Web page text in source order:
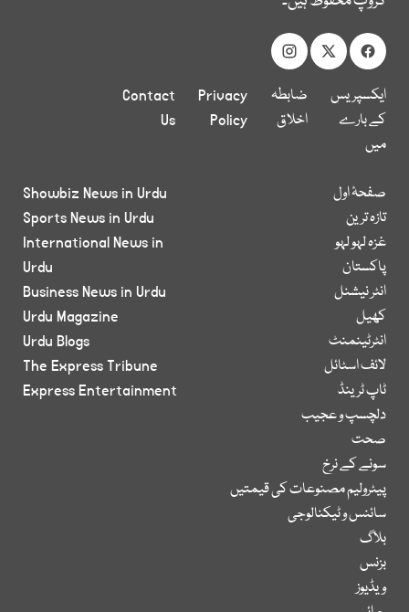
ایکسپریس
کے بارے
میں
ضابطہ
اخلاق
Privacy
Policy
Contact
Us
صفحۂ اول
تازہ ترین
غزہ لہو لہو
پاکستان
انٹر نیشنل
کھیل
انٹرٹینمنٹ
لائف اسٹائل
ٹاپ ٹرینڈ
دلچسپ و عجیب
صحت
سونے کے نرخ
پیٹرولیم مصنوعات کی قیمتیں
سائنس و ٹیکنالوجی
بلاگ
بزنس
ویڈیوز
Showbiz News in Urdu
Sports News in Urdu
International News in
Urdu
Business News in Urdu
Urdu Magazine
Urdu Blogs
The Express Tribune
Express Entertainment